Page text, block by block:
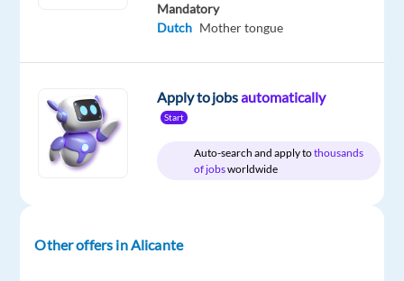
package
Transcom
type
time
From
to
2,094
€
gross
/
Entry
home
&
On-
site
Mandatory
Dutch Mother tongue
Apply to jobsautomatically
Start
Auto-search and apply tothousands
of jobsworldwide
Other offers in Alicante